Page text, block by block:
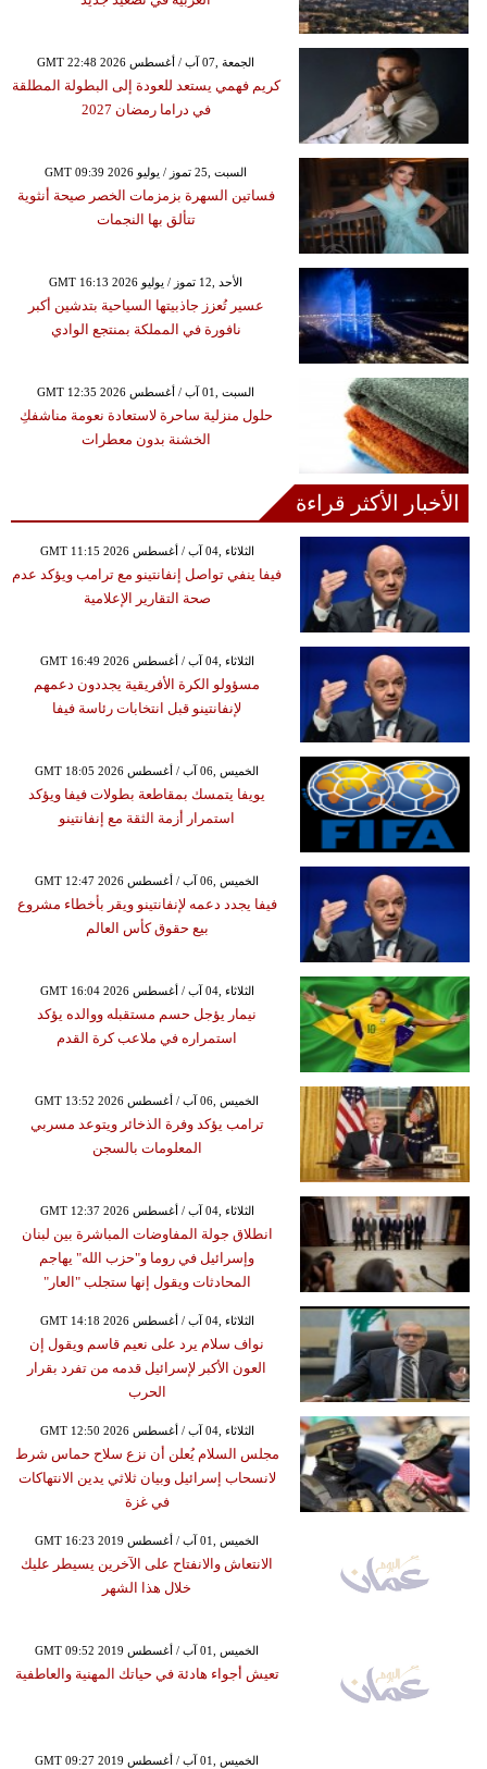
GMT 22:48 2026 الجمعة ,07 آب / أغسطس
كريم فهمي يستعد للعودة إلى البطولة المطلقة
في دراما رمضان 2027
GMT 09:39 2026 السبت ,25 تموز / يوليو
فساتين السهرة بزمزمات الخصر صيحة أنثوية
تتألق بها النجمات
GMT 16:13 2026 الأحد ,12 تموز / يوليو
عسير تُعزز جاذبيتها السياحية بتدشين أكبر
نافورة في المملكة بمنتجع الوادي
GMT 12:35 2026 السبت ,01 آب / أغسطس
حلول منزلية ساحرة لاستعادة نعومة مناشفكِ
الخشنة بدون معطرات
الأخبار الأكثر قراءة
GMT 11:15 2026 الثلاثاء ,04 آب / أغسطس
فيفا ينفي تواصل إنفانتينو مع ترامب ويؤكد عدم
صحة التقارير الإعلامية
GMT 16:49 2026 الثلاثاء ,04 آب / أغسطس
مسؤولو الكرة الأفريقية يجددون دعمهم
لإنفانتينو قبل انتخابات رئاسة فيفا
GMT 18:05 2026 الخميس ,06 آب / أغسطس
يويفا يتمسك بمقاطعة بطولات فيفا ويؤكد
استمرار أزمة الثقة مع إنفانتينو
GMT 12:47 2026 الخميس ,06 آب / أغسطس
فيفا يجدد دعمه لإنفانتينو ويقر بأخطاء مشروع
بيع حقوق كأس العالم
GMT 16:04 2026 الثلاثاء ,04 آب / أغسطس
نيمار يؤجل حسم مستقبله ووالده يؤكد
استمراره في ملاعب كرة القدم
GMT 13:52 2026 الخميس ,06 آب / أغسطس
ترامب يؤكد وفرة الذخائر ويتوعد مسربي
المعلومات بالسجن
GMT 12:37 2026 الثلاثاء ,04 آب / أغسطس
انطلاق جولة المفاوضات المباشرة بين لبنان
وإسرائيل في روما و"حزب الله" يهاجم
المحادثات ويقول إنها ستجلب "العار"
GMT 14:18 2026 الثلاثاء ,04 آب / أغسطس
نواف سلام يرد على نعيم قاسم ويقول إن
العون الأكبر لإسرائيل قدمه من تفرد بقرار
الحرب
GMT 12:50 2026 الثلاثاء ,04 آب / أغسطس
مجلس السلام يُعلن أن نزع سلاح حماس شرط
لانسحاب إسرائيل وبيان ثلاثي يدين الانتهاكات
في غزة
GMT 16:23 2019 الخميس ,01 آب / أغسطس
الانتعاش والانفتاح على الآخرين يسيطر عليك
خلال هذا الشهر
GMT 09:52 2019 الخميس ,01 آب / أغسطس
تعيش أجواء هادئة في حياتك المهنية والعاطفية
GMT 09:27 2019 الخميس ,01 آب / أغسطس